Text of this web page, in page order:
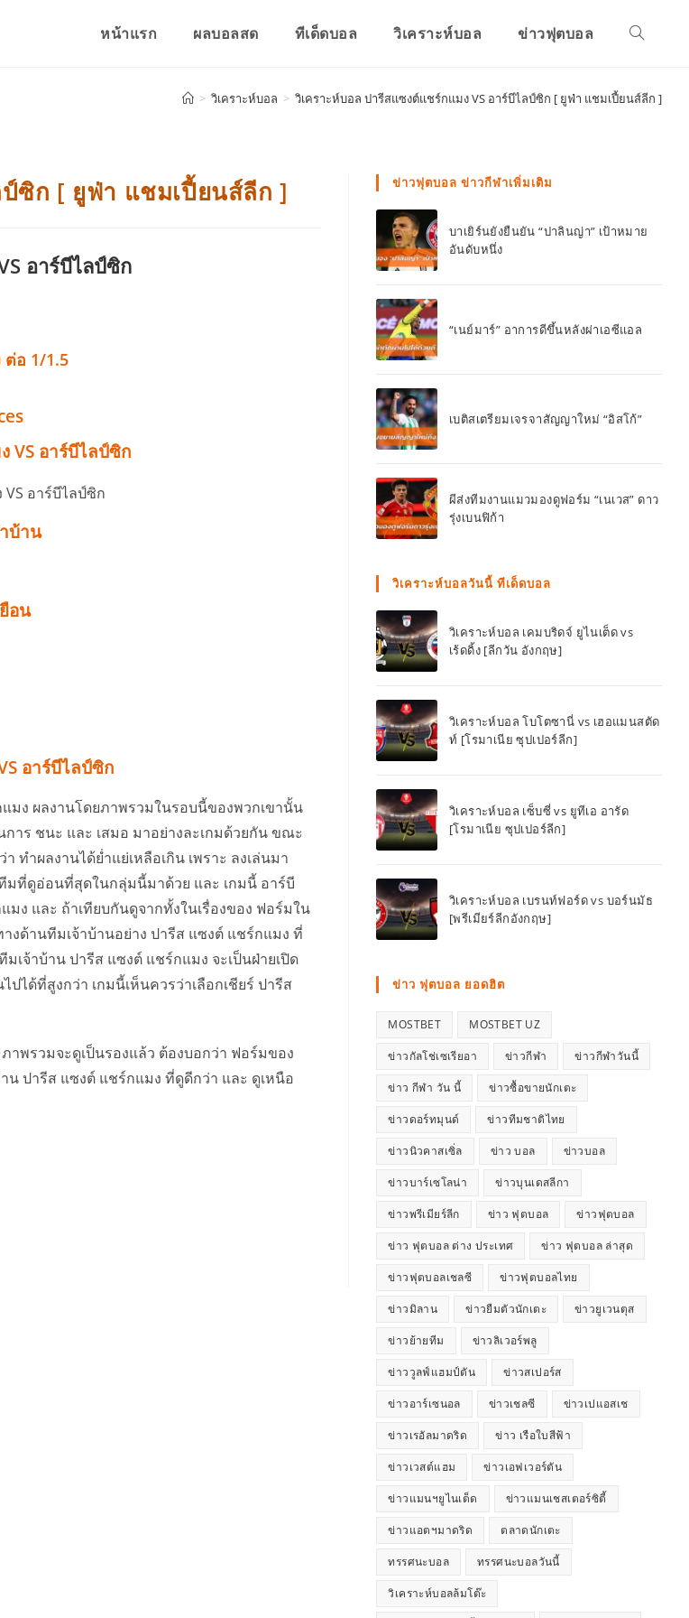
หน้าแรก ผลบอลสด ทีเด็ดบอล วิเคราะห์บอล ข่าวฟุตบอล
> วิเคราะห์บอล > วิเคราะห์บอล ปารีสแซงต์แชร์กแมง VS อาร์บีไลป์ซิก [ ยูฟ่า แชมเปี้ยนส์ลีก ]
ซิก [ ยูฟ่า แชมเปี้ยนส์ลีก ]
อาร์บีไลป์ซิก
อ 1/1.5
VS อาร์บีไลป์ซิก
บ้าน
อน
อาร์บีไลป์ซิก
มง ผลงานโดยภาพรวมในรอบนี้ของพวกเขานั้น
าร ชนะ และ เสมอ มาอย่างละเกมด้วยกัน ขณะ
ำผลงานได้ย่ำแย่เหลือเกิน เพราะ ลงเล่นมา
มที่ดูอ่อนที่สุดในกลุ่มนี้มาด้วย และ เกมนี้ อาร์บี
มง และ ถ้าเทียบกันดูจากทั้งในเรื่องของ ฟอร์มใน
ด้านทีมเจ้าบ้านอย่าง ปารีส แซงต์ แชร์กแมง ที่
เจ้าบ้าน ปารีส แซงต์ แชร์กแมง จะเป็นฝ่ายเปิด
ได้ที่สูงกว่า เกมนี้เห็นควรว่าเลือกเชียร์ ปารีส
าพรวมจะดูเป็นรองแล้ว ต้องบอกว่า ฟอร์มของ
น ปารีส แซงต์ แชร์กแมง ที่ดูดีกว่า และ ดูเหนือ
ข่าวฟุตบอล ข่าวกีฬาเพิ่มเติม
บาเยิร์นยังยืนยัน “ปาลินญ่า” เป้าหมาย
อันดับหนึ่ง
“เนย์มาร์” อาการดีขึ้นหลังผ่าเอซีแอล
เบติสเตรียมเจรจาสัญญาใหม่ “อิสโก้”
ผีส่งทีมงานแมวมองดูฟอร์ม “เนเวส” ดาว
รุ่งเบนฟิก้า
วิเคราะห์บอลวันนี้ ทีเด็ดบอล
วิเคราะห์บอล เคมบริดจ์ ยูไนเต็ด vs
เร้ดดิ้ง [ลีกวัน อังกฤษ]
วิเคราะห์บอล โบโตซานี่ vs เฮอแมนสตัด
ท์ [โรมาเนีย ซุปเปอร์ลีก]
วิเคราะห์บอล เซ็บซี่ vs ยูทีเอ อารัด
[โรมาเนีย ซุปเปอร์ลีก]
วิเคราะห์บอล เบรนท์ฟอร์ด vs บอร์นมัธ
[พรีเมียร์ลีกอังกฤษ]
ข่าว ฟุตบอล ยอดฮิต
MOSTBET MOSTBET UZ
ข่าวกัลโช่เซเรียอา ข่าวกีฬา ข่าวกีฬาวันนี้
ข่าว กีฬา วัน นี้ ข่าวซื้อขายนักเตะ
ข่าวดอร์ทมุนด์ ข่าวทีมชาติไทย
ข่าวนิวคาสเซิ่ล ข่าว บอล ข่าวบอล
ข่าวบาร์เซโลน่า ข่าวบุนเดสลีกา
ข่าวพรีเมียร์ลีก ข่าว ฟุตบอล ข่าวฟุตบอล
ข่าว ฟุตบอล ต่าง ประเทศ ข่าว ฟุตบอล ล่าสุด
ข่าวฟุตบอลเชลซี ข่าวฟุตบอลไทย
ข่าวมิลาน ข่าวยืมตัวนักเตะ ข่าวยูเวนตุส
ข่าวย้ายทีม ข่าวลิเวอร์พลู
ข่าววูลฟ์แฮมป์ตัน ข่าวสเปอร์ส
ข่าวอาร์เซนอล ข่าวเชลซี ข่าวเปแอสเช
ข่าวเรอัลมาดริด ข่าว เรือใบสีฟ้า
ข่าวเวสต์แฮม ข่าวเอฟเวอร์ตัน
ข่าวแมนฯยูไนเต็ด ข่าวแมนเชสเตอร์ซิตี้
ข่าวแอตฯมาดริด ตลาดนักเตะ
ทรรศนะบอล ทรรศนะบอลวันนี้
วิเคราะห์บอลล้มโต๊ะ